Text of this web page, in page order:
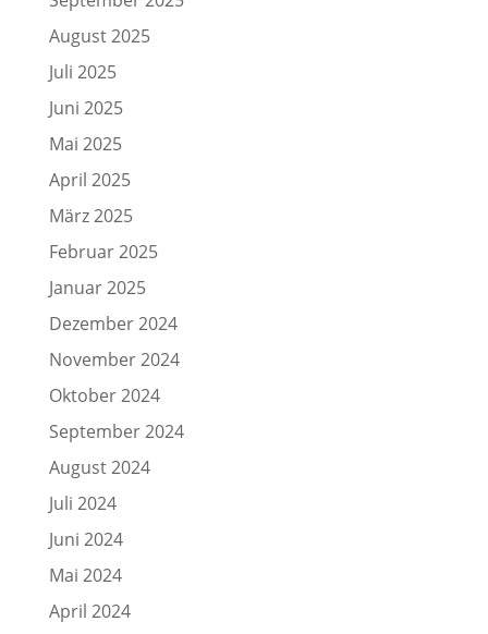
August 2025
Juli 2025
Juni 2025
Mai 2025
April 2025
März 2025
Februar 2025
Januar 2025
Dezember 2024
November 2024
Oktober 2024
September 2024
August 2024
Juli 2024
Juni 2024
Mai 2024
April 2024